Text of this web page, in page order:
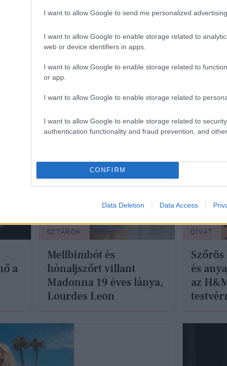
I want to allow Google to send me personalized advertising.
I want to allow Google to enable storage related to
web or device identifiers in apps.
I want to allow Google to enable storage related to
or app.
I want to allow Google to enable storage related to
I want to allow Google to enable storage related to
authentication functionality and fraud prevention, and
CONFIRM
Data Deletion Data Access
Hallottál már a
kabátról?
a
SZTÁROK
Mellbimbót és
hónaljszőrt villant
Madonna 19 éves lánya,
Lourdes Leon
DIVAT
és
az